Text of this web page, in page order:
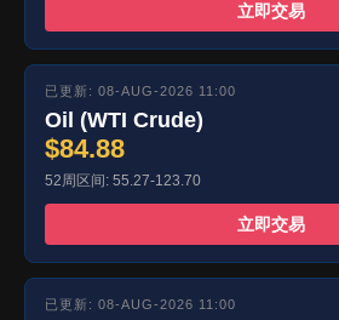
立即交易
已更新: 08-AUG-2026 11:00
Oil (WTI Crude)
$84.88
52周区间: 55.27-123.70
立即交易
已更新: 08-AUG-2026 11:00